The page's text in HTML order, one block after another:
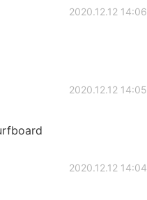
2020.12.12 14:06
2020.12.12 14:05
2020.12.12 14:04